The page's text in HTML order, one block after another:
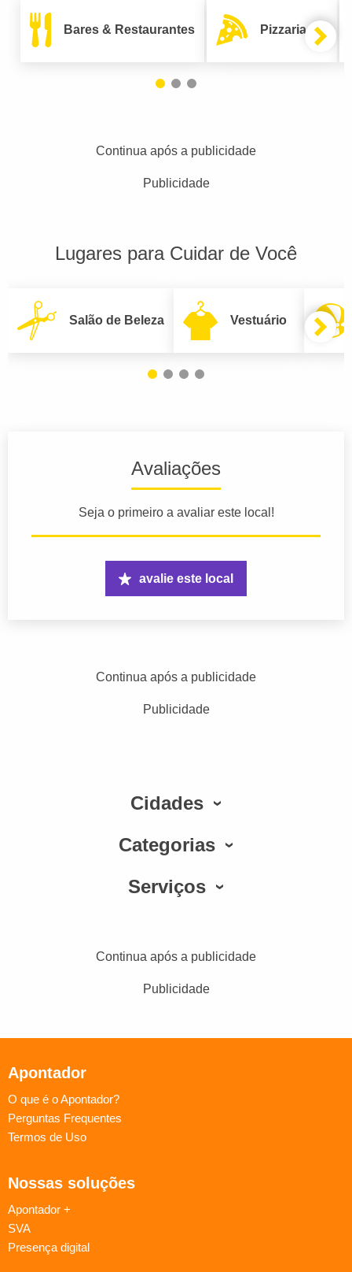
Bares & Restaurantes Pizzarias
Continua após a publicidade
Publicidade
Lugares para Cuidar de Você
Salão de Beleza Vestuário
Avaliações
Seja o primeiro a avaliar este local!
avalie este local
Continua após a publicidade
Publicidade
Cidades
Categorias
Serviços
Continua após a publicidade
Publicidade
Apontador
O que é o Apontador?
Perguntas Frequentes
Termos de Uso
Nossas soluções
Apontador +
SVA
Presença digital